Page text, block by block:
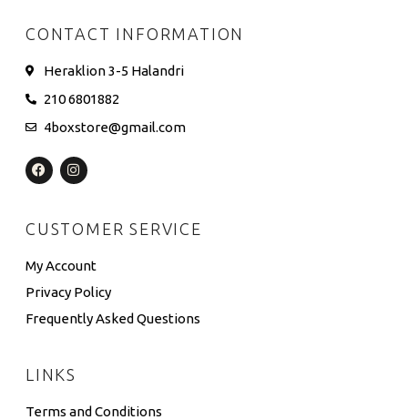
CONTACT INFORMATION
Heraklion 3-5 Halandri
210 6801882
4boxstore@gmail.com
CUSTOMER SERVICE
My Account
Privacy Policy
Frequently Asked Questions
LINKS
Terms and Conditions